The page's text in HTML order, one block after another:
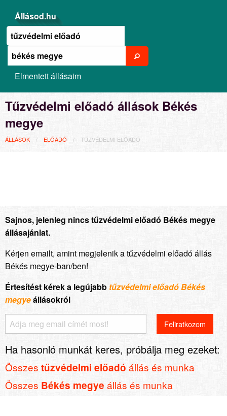
Állásod.hu
Elmentett állásaim
Tűzvédelmi előadó állások Békés
megye
ÁLLÁSOK ELŐADÓ TŰZVÉDELMI ELŐADÓ
Sajnos, jelenleg nincs tűzvédelmi előadó Békés megye
állásajánlat.
Kérjen emailt, amint megjelenik a tűzvédelmi előadó állás
Békés megye-ban/ben!
Értesítést kérek a legújabb tűzvédelmi előadó Békés
megyeállásokról
Ha hasonló munkát keres, próbálja meg ezeket:
Összes tűzvédelmi előadó állás és munka
Összes Békés megye állás és munka